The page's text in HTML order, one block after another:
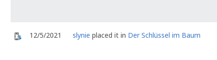
12/5/2021 slynie placed it in Der Schlüssel im Baum